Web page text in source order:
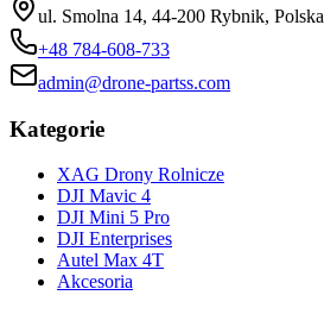
ul. Smolna 14, 44-200 Rybnik, Polska
+48 784-608-733
admin@drone-partss.com
Kategorie
XAG Drony Rolnicze
DJI Mavic 4
DJI Mini 5 Pro
DJI Enterprises
Autel Max 4T
Akcesoria